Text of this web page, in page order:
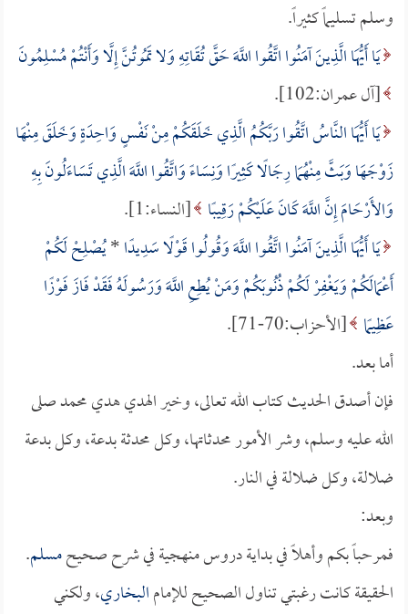
وسلم تسليماً كثيراً.
يَا أَيُّهَا الَّذِينَ آمَنُوا اتَّقُوا اللَّهَ حَقَّ تُقَاتِهِ وَلا تَمُوتُنَّ إِلَّا وَأَنْتُمْ مُسْلِمُونَ
[آل عمران:102].
يَا أَيُّهَا النَّاسُ اتَّقُوا رَبَّكُمُ الَّذِي خَلَقَكُمْ مِنْ نَفْسٍ وَاحِدَةٍ وَخَلَقَ مِنْهَا
زَوْجَهَا وَبَثَّ مِنْهُمَا رِجَالًا كَثِيرًا وَنِسَاءً وَاتَّقُوا اللَّهَ الَّذِي تَسَاءَلُونَ بِهِ
وَالأَرْحَامَ إِنَّ اللَّهَ كَانَ عَلَيْكُمْ رَقِيبًا [النساء:1].
يَا أَيُّهَا الَّذِينَ آمَنُوا اتَّقُوا اللَّهَ وَقُولُوا قَوْلًا سَدِيدًا*يُصْلِحْ لَكُمْ
أَعْمَالَكُمْ وَيَغْفِرْ لَكُمْ ذُنُوبَكُمْ وَمَنْ يُطِعِ اللَّهَ وَرَسُولَهُ فَقَدْ فَازَ فَوْزًا
عَظِيمًا [الأحزاب:70-71].
أما بعد.
فإن أصدق الحديث كتاب الله تعالى، وخير الهدي هدي محمد صلى
الله عليه وسلم، وشر الأمور محدثاتها، وكل محدثة بدعة، وكل بدعة
ضلالة، وكل ضلالة في النار.
وبعد:
فمرحباً بكم وأهلاً في بداية دروس منهجية في شرح صحيحمسلم.
الحقيقة كانت رغبتي تناول الصحيح للإمامالبخاري، ولكني